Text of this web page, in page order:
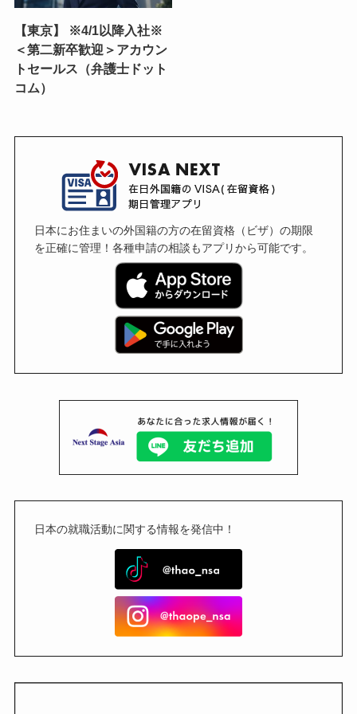
【東京】 ※4/1以降入社※
＜第二新卒歓迎＞アカウン
トセールス（弁護士ドット
コム）
日本にお住まいの外国籍の方の在留資格（ビザ）の期限
を正確に管理！各種申請の相談もアプリから可能です。
日本の就職活動に関する情報を発信中！